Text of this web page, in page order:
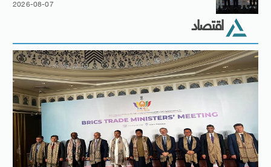
2026-08-07
اقتصاد